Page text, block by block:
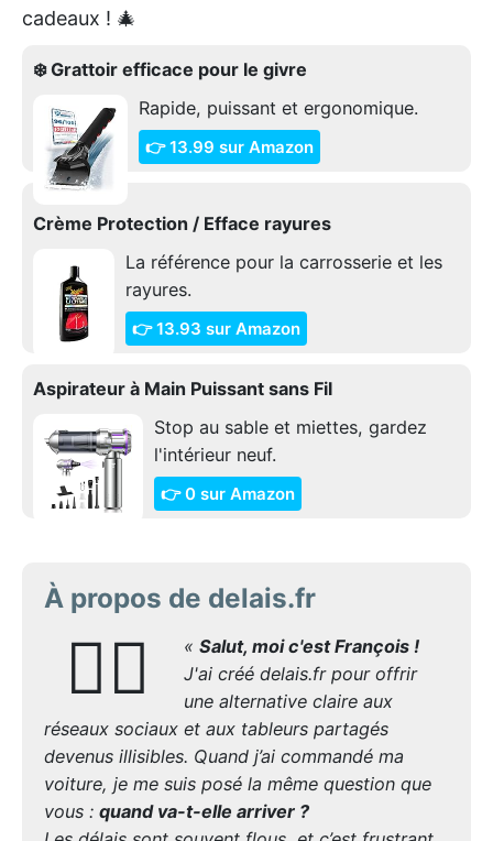
cadeaux ! 🎄
❄️ Grattoir efficace pour le givre
Rapide, puissant et ergonomique.
👉 13.99 sur Amazon
Crème Protection / Efface rayures
La référence pour la carrosserie et les
rayures.
👉 13.93 sur Amazon
Aspirateur à Main Puissant sans Fil
Stop au sable et miettes, gardez
l'intérieur neuf.
👉 0 sur Amazon
À propos de delais.fr
🙋‍♂️ « Salut, moi c'est François !
J'ai créé delais.fr pour offrir
une alternative claire aux
réseaux sociaux et aux tableurs partagés
devenus illisibles. Quand j’ai commandé ma
voiture, je me suis posé la même question que
vous : quand va-t-elle arriver ?